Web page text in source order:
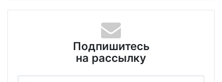
Подпишитесь
на рассылку